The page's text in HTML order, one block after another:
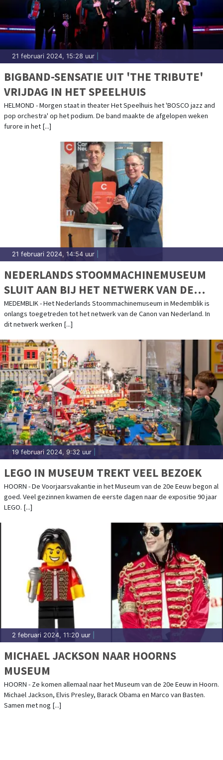
21 februari 2024, 15:28 uur
BIGBAND-SENSATIE UIT 'THE TRIBUTE'
VRIJDAG IN HET SPEELHUIS
HELMOND - Morgen staat in theater Het Speelhuis het 'BOSCO jazz and
pop orchestra' op het podium. De band maakte de afgelopen weken
furore in het [...]
21 februari 2024, 14:54 uur
NEDERLANDS STOOMMACHINEMUSEUM
SLUIT AAN BIJ HET NETWERK VAN DE
CANON VAN NEDERLAND
MEDEMBLIK - Het Nederlands Stoommachinemuseum in Medemblik is
onlangs toegetreden tot het netwerk van de Canon van Nederland. In
dit netwerk werken [...]
19 februari 2024, 9:32 uur
LEGO IN MUSEUM TREKT VEEL BEZOEK
HOORN - De Voorjaarsvakantie in het Museum van de 20e Eeuw begon al
goed. Veel gezinnen kwamen de eerste dagen naar de expositie 90 jaar
LEGO. [...]
2 februari 2024, 11:20 uur
MICHAEL JACKSON NAAR HOORNS
MUSEUM
HOORN - Ze komen allemaal naar het Museum van de 20e Eeuw in Hoorn.
Michael Jackson, Elvis Presley, Barack Obama en Marco van Basten.
Samen met nog [...]